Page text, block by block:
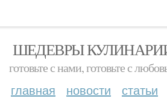
ШЕДЕВРЫ
готовьте с нами, готовьте с
главная новости статьи